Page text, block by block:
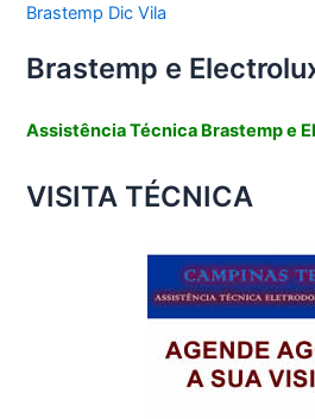
Brastemp Dic Vila
Brastemp e
Assistência Técnica Brastemp e
VISITA TÉCNICA